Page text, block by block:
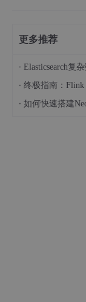
更多推荐
· Elasticsearch复
· 终极指南：Flink
· 如何快速搭建